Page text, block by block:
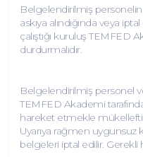
Belgelendirilmiş
askıya alındığında veya
çalıştığı kuruluş TEMFED
durdurmalıdır.
Belgelendirilmiş personel
TEMFED Akademi
hareket etmekle mükelleftir.
Uyarıya rağmen uygunsuz
belgeleri iptal edilir. Gerekli